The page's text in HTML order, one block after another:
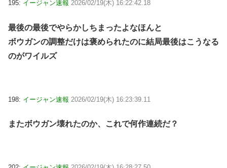
195: イージャン速報 2026/02/19(木) 16:22:42.18
最後の最後でやらかしちまったよなほんと
ボウガンの調整だけは褒められたのに結局最後はこうなる
のがワイルズ
198: イージャン速報 2026/02/19(木) 16:23:39.11
またボウガン壊れたのか、これで何作連続だ？